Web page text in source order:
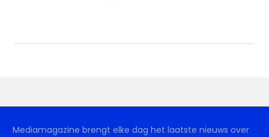
Mediamagazine brengt elke dag het laatste nieuws over